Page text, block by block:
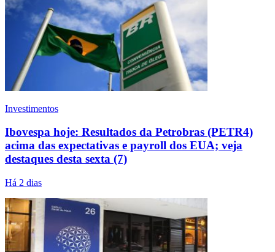
Investimentos
Ibovespa hoje: Resultados da Petrobras (PETR4)
acima das expectativas e payroll dos EUA; veja
destaques desta sexta (7)
Há 2 dias